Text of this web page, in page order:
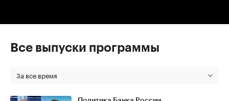
Все выпуски программы
За все время